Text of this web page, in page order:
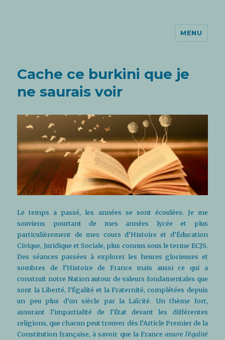
MENU
Cache ce burkini que je
ne saurais voir
Le temps a passé, les années se sont écoulées. Je me
souviens pourtant de mes années lycée et plus
particulièrement de mes cours d’Histoire et d’Éducation
Civique, Juridique et Sociale, plus connus sous le terme ECJS.
Des séances passées à explorer les heures glorieuses et
sombres de l’Histoire de France mais aussi ce qui a
construit notre Nation autour de valeurs fondamentales que
sont la Liberté, l’Égalité et la Fraternité, complétées depuis
un peu plus d’un siècle par la Laïcité. Un thème fort,
assurant l’impartialité de l’État devant les différentes
religions, que chacun peut trouver dès l’Article Premier de la
Constitution française, à savoir que la France assure l’égalité